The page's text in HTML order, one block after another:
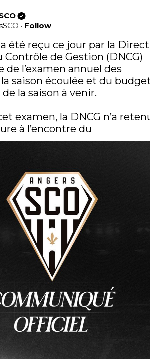
· Follow
a été reçu ce jour par la
Contrôle de Gestion (DNCG)
de l’examen annuel des
saison écoulée et du
la saison à venir.
examen, la DNCG n’a
à l’encontre du